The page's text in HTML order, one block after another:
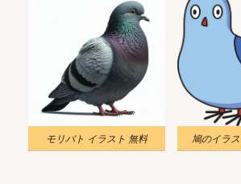
モリバト イラスト 無料 鳩のイラ